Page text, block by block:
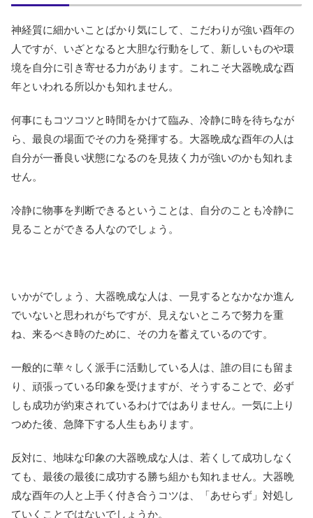
神経質に細かいことばかり気にして、こだわりが強い酉年の
人ですが、いざとなると大胆な行動をして、新しいものや環
境を自分に引き寄せる力があります。これこそ大器晩成な酉
年といわれる所以かも知れません。
何事にもコツコツと時間をかけて臨み、冷静に時を待ちなが
ら、最良の場面でその力を発揮する。大器晩成な酉年の人は
自分が一番良い状態になるのを見抜く力が強いのかも知れま
せん。
冷静に物事を判断できるということは、自分のことも冷静に
見ることができる人なのでしょう。
いかがでしょう、大器晩成な人は、一見するとなかなか進ん
でいないと思われがちですが、見えないところで努力を重
ね、来るべき時のために、その力を蓄えているのです。
一般的に華々しく派手に活動している人は、誰の目にも留ま
り、頑張っている印象を受けますが、そうすることで、必ず
しも成功が約束されているわけではありません。一気に上り
つめた後、急降下する人生もあります。
反対に、地味な印象の大器晩成な人は、若くして成功しなく
ても、最後の最後に成功する勝ち組かも知れません。大器晩
成な酉年の人と上手く付き合うコツは、「あせらず」対処し
ていくことではないでしょうか。